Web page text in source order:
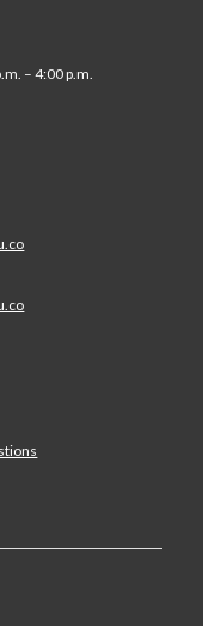
– 4:00 p.m.